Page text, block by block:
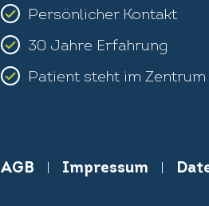
Persönlicher Kontakt
30 Jahre Erfahrung
Patient steht im Zentrum
AGB Impressum